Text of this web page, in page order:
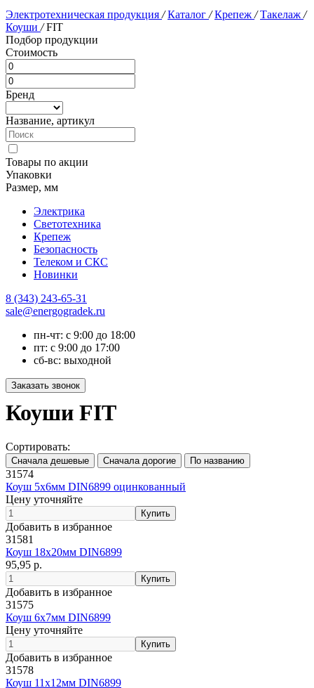
Электротехническая продукция / Каталог / Крепеж / Такелаж /
Коуши / FIT
Подбор продукции
Стоимость
Бренд
Название, артикул
Товары по акции
Упаковки
Размер, мм
Электрика
Светотехника
Крепеж
Безопасность
Телеком и СКС
Новинки
8 (343) 243-65-31
sale@energogradek.ru
пн-чт: с 9:00 до 18:00
пт: с 9:00 до 17:00
сб-вс: выходной
Коуши FIT
Сортировать:
31574
Коуш 5х6мм DIN6899 оцинкованный
Цену уточняйте
Добавить в избранное
31581
Коуш 18х20мм DIN6899
95,95 р.
Добавить в избранное
31575
Коуш 6х7мм DIN6899
Цену уточняйте
Добавить в избранное
31578
Коуш 11х12мм DIN6899